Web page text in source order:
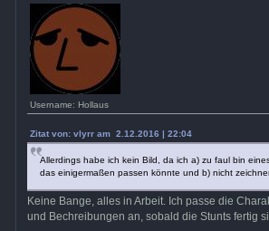
Username: Hollaus
Zitat von: vlyrr am 2.12.2016 | 22:04
Allerdings habe ich kein Bild, da ich a) zu faul bin
das einigermaßen passen könnte und b) nicht
Keine Bange, alles in Arbeit. Ich passe die
und Bechreibungen an, sobald die Stunts fertig